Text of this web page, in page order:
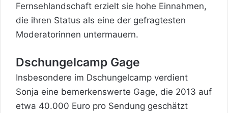
Fernsehlandschaft erzielt sie hohe Einnahmen,
die ihren Status als eine der gefragtesten
Moderatorinnen untermauern.
Dschungelcamp Gage
Insbesondere im Dschungelcamp verdient
Sonja eine bemerkenswerte Gage, die 2013 auf
etwa 40.000 Euro pro Sendung geschätzt